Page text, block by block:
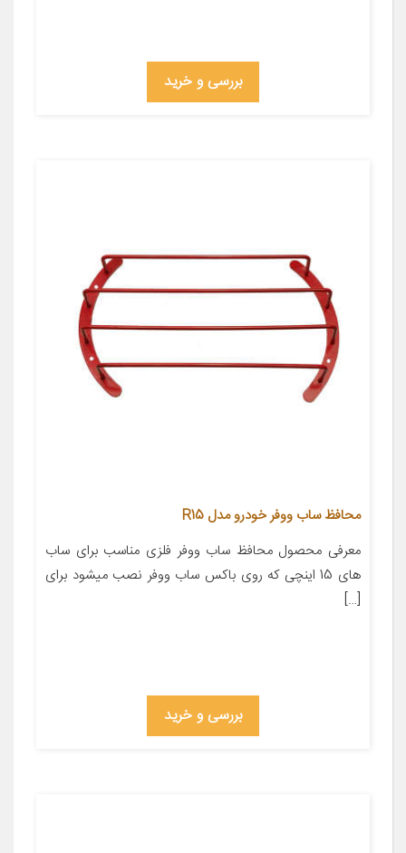
بررسی و خرید
محافظ ساب ووفر خودرو مدل R15
معرفی محصول محافظ ساب ووفر فلزی مناسب برای ساب
های 15 اینچی که روی باکس ساب ووفر نصب میشود برای
[…]
بررسی و خرید